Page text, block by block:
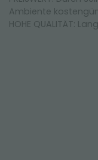
Ambiente
HOHE QUALITÄT: